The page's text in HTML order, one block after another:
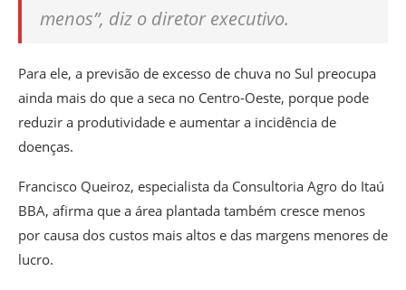
menos”, diz o diretor executivo.
Para ele, a previsão de excesso de chuva no Sul preocupa
ainda mais do que a seca no Centro-Oeste, porque pode
reduzir a produtividade e aumentar a incidência de
doenças.
Francisco Queiroz, especialista da Consultoria Agro do Itaú
BBA, afirma que a área plantada também cresce menos
por causa dos custos mais altos e das margens menores de
lucro.